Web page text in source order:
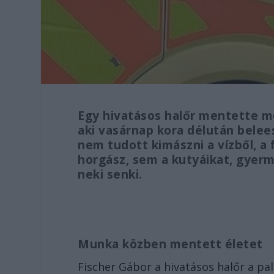
Egy hivatásos halőr mentette
aki vasárnap kora délután
nem tudott kimászni a vízből,
horgász, sem a kutyáikat,
neki senki.
Munka közben mentett életet
Fischer Gábor a hivatásos halőr a